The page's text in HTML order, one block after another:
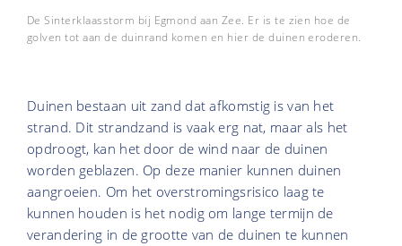
De Sinterklaasstorm bij Egmond aan Zee. Er is te zien hoe de
golven tot aan de duinrand komen en hier de duinen eroderen.
Duinen bestaan uit zand dat afkomstig is van het
strand. Dit strandzand is vaak erg nat, maar als het
opdroogt, kan het door de wind naar de duinen
worden geblazen. Op deze manier kunnen duinen
aangroeien. Om het overstromingsrisico laag te
kunnen houden is het nodig om lange termijn de
verandering in de grootte van de duinen te kunnen